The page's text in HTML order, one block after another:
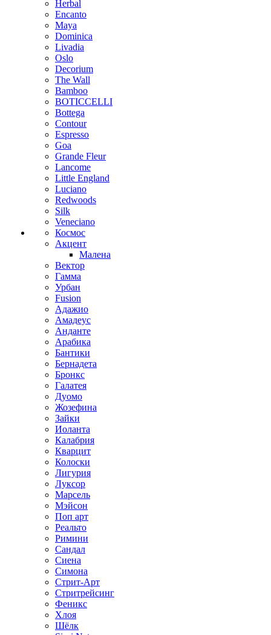
Herbal
Encanto
Maya
Dominica
Livadia
Oslo
Decorium
The Wall
Bamboo
BOTICCELLI
Bottega
Contour
Espresso
Goa
Grande Fleur
Lancome
Little England
Luciano
Redwoods
Silk
Veneciano
Космос
Акцент
Малена
Вектор
Гамма
Урбан
Fusion
Адажио
Амадеус
Анданте
Арабика
Бантики
Бернадета
Бронкс
Галатея
Дуомо
Жозефина
Зайки
Иоланта
Калабрия
Кварцит
Колоски
Лигурия
Луксор
Марсель
Мэйсон
Поп арт
Реальто
Римини
Сандал
Сиена
Симона
Стрит-Арт
Стритрейсинг
Феникс
Хлоя
Шёлк